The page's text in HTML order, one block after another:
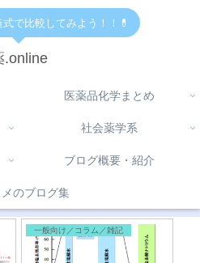
で比較してみよう！！💊
.online
医薬品化学まとめ
社会薬学系
ブログ概要・紹介
のブログ集
一般向け／コラム／雑記